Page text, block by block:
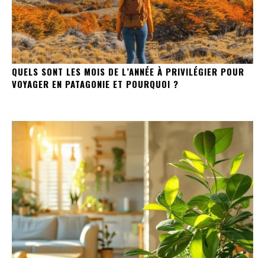
QUELS SONT LES MOIS DE L’ANNÉE À PRIVILÉGIER POUR
VOYAGER EN PATAGONIE ET POURQUOI ?